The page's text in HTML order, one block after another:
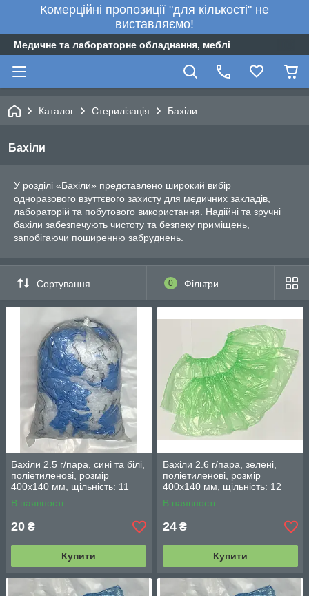
Комерційні пропозиції "для кількості" не
виставляємо!
Медичне та лабораторне обладнання, меблі
Каталог Стерилізація Бахіли
Бахіли
У розділі «Бахіли» представлено широкий вибір
одноразового взуттєвого захисту для медичних закладів,
лабораторій та побутового використання. Надійні та зручні
бахіли забезпечують чистоту та безпеку приміщень,
запобігаючи поширенню забруднень.
Сортування 0 Фільтри
Бахіли 2.5 г/пара, сині та білі,
поліетиленові, розмір
400х140 мм, щільність: 11
мкм (фасування 100 шт/ 50
пар)
В наявності
20 ₴
Купити
Бахіли 2.6 г/пара, зелені,
поліетиленові, розмір
400х140 мм, щільність: 12
мкм (фасування 100 шт/ 50
пар)
В наявності
24 ₴
Купити